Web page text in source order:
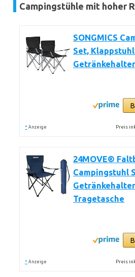
Campingstühle mit hoher
SONGMICS
Set,
Getränkehalter
* Anzeige Preis
24MOVE®
Campingstuhl
Tragetasche
* Anzeige Preis